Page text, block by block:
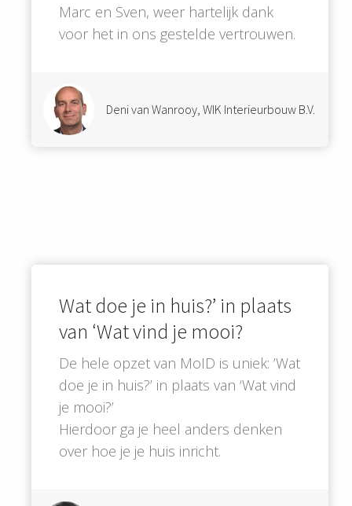
Marc en Sven, weer hartelijk dank
voor het in ons gestelde vertrouwen.
Deni van Wanrooy, WIK Interieurbouw B.V.
Wat doe je in huis?’ in plaats
van ‘Wat vind je mooi?
De hele opzet van MoID is uniek: ’Wat
doe je in huis?’ in plaats van ‘Wat vind
je mooi?’
Hierdoor ga je heel anders denken
over hoe je je huis inricht.